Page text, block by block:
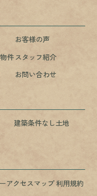
お客様の声
件スタッフ紹介
お問い合わせ
建築条件なし土地
アクセスマップ利用規約